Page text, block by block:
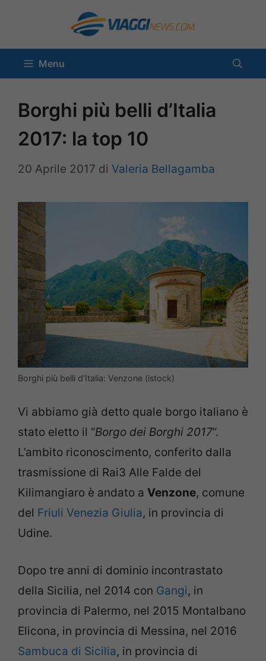
contenuto
Menu
Borghi più belli d’Italia
2017: la top 10
20 Aprile 2017 di Valeria Bellagamba
Borghi più belli d’Italia: Venzone (istock)
Vi abbiamo già detto quale borgo italiano è
stato eletto il “Borgo dei Borghi 2017“.
L’ambito riconoscimento, conferito dalla
trasmissione di Rai3 Alle Falde del
Kilimangiaro è andato a Venzone, comune
del Friuli Venezia Giulia, in provincia di
Udine.
Dopo tre anni di dominio incontrastato
della Sicilia, nel 2014 con Gangi, in
provincia di Palermo, nel 2015 Montalbano
Elicona, in provincia di Messina, nel 2016
Sambuca di Sicilia, in provincia di